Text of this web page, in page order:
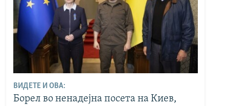
ВИДЕТЕ И ОВА:
Борел во ненадејна посета на Киев,